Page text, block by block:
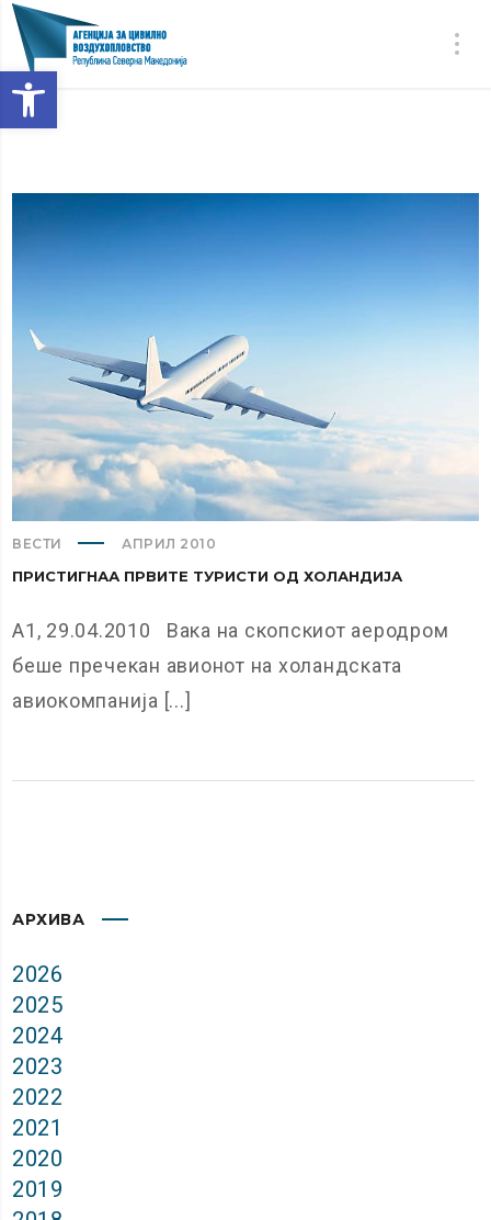
Open toolbar
ВЕСТИ АПРИЛ 2010
ПРИСТИГНАА ПРВИТЕ ТУРИСТИ ОД ХОЛАНДИЈА
А1, 29.04.2010 Вака на скопскиот аеродром
беше пречекан авионот на холандската
авиокомпанија [...]
АРХИВА
2026
2025
2024
2023
2022
2021
2020
2019